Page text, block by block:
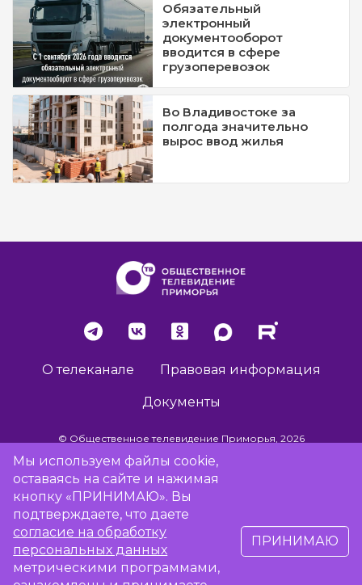
Обязательный
электронный
документооборот
вводится в сфере
грузоперевозок
Во Владивостоке за
полгода значительно
вырос ввод жилья
О телеканале Правовая информация
Документы
© Общественное телевидение Приморья, 2026
Разработка сайта -
Мы используем файлы cookie,
оставаясь на сайте и нажимая
кнопку «ПРИНИМАЮ». Вы
подтверждаете, что даете
согласие на обработку
персональных данных
метрическими программами,
ПРИНИМАЮ